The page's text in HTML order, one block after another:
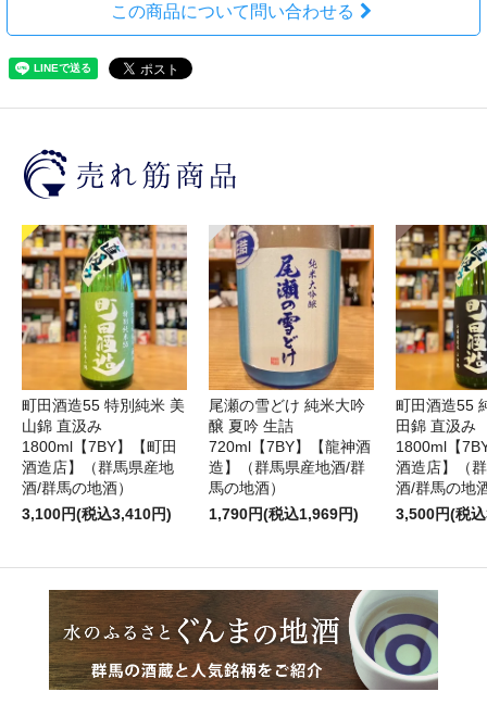
この商品について問い合わせる
町田酒造55 特別純米 美
山錦 直汲み
1800ml【7BY】【町田
酒造店】（群馬県産地
酒/群馬の地酒）
3,100円(税込3,410円)
尾瀬の雪どけ 純米大吟
醸 夏吟 生詰
720ml【7BY】【龍神酒
造】（群馬県産地酒/群
馬の地酒）
1,790円(税込1,969円)
町田酒造55
田錦 直汲み
1800ml【
酒造店】（
酒/群馬の地
3,500円(税